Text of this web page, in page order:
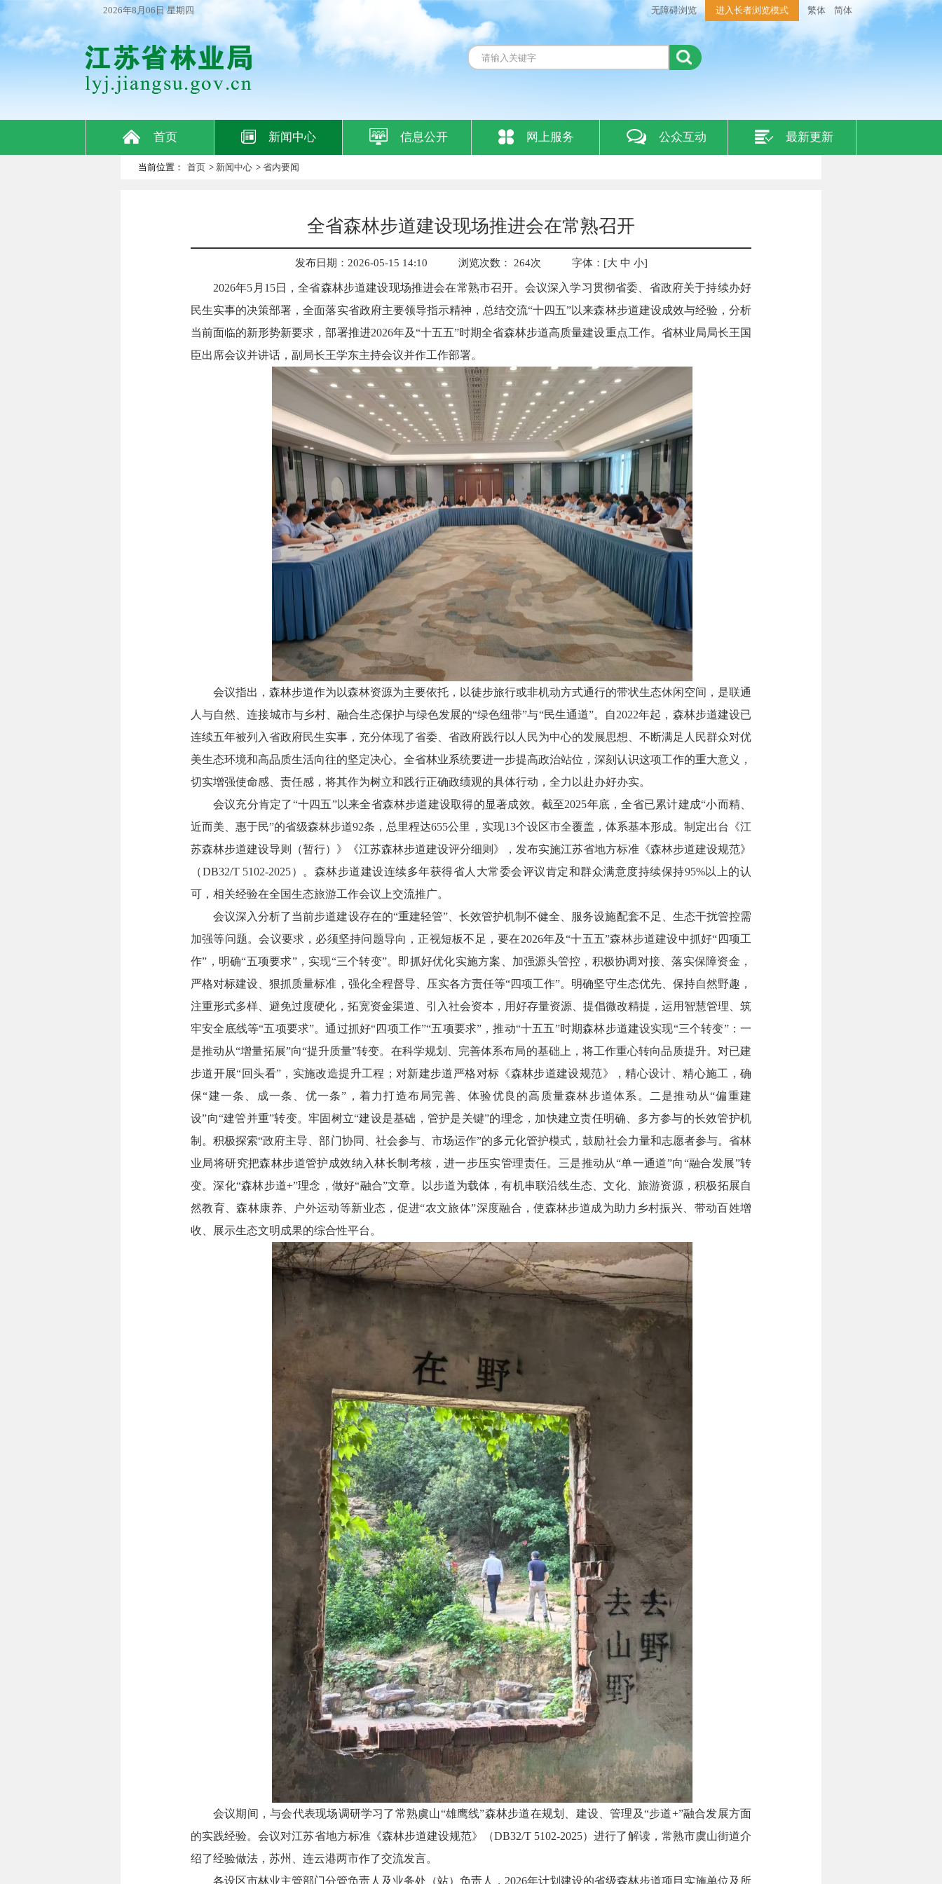
2026年8月06日 星期四 无障碍浏览 进入长者浏览模式 繁体 简体
首页 新闻中心 信息公开 网上服务 公众互动 最新更新
当前位置： 首页 > 新闻中心 > 省内要闻
全省森林步道建设现场推进会在常熟召开
发布日期：2026-05-15 14:10 浏览次数： 264次 字体：[大 中 小]
2026年5月15日，全省森林步道建设现场推进会在常熟市召开。会议深入学习贯彻省委、省政府关于持续办好
民生实事的决策部署，全面落实省政府主要领导指示精神，总结交流“十四五”以来森林步道建设成效与经验，分析
当前面临的新形势新要求，部署推进2026年及“十五五”时期全省森林步道高质量建设重点工作。省林业局局长王国
臣出席会议并讲话，副局长王学东主持会议并作工作部署。
会议指出，森林步道作为以森林资源为主要依托，以徒步旅行或非机动方式通行的带状生态休闲空间，是联通
人与自然、连接城市与乡村、融合生态保护与绿色发展的“绿色纽带”与“民生通道”。自2022年起，森林步道建设已
连续五年被列入省政府民生实事，充分体现了省委、省政府践行以人民为中心的发展思想、不断满足人民群众对优
美生态环境和高品质生活向往的坚定决心。全省林业系统要进一步提高政治站位，深刻认识这项工作的重大意义，
切实增强使命感、责任感，将其作为树立和践行正确政绩观的具体行动，全力以赴办好办实。
会议充分肯定了“十四五”以来全省森林步道建设取得的显著成效。截至2025年底，全省已累计建成“小而精、
近而美、惠于民”的省级森林步道92条，总里程达655公里，实现13个设区市全覆盖，体系基本形成。制定出台《江
苏森林步道建设导则（暂行）》《江苏森林步道建设评分细则》，发布实施江苏省地方标准《森林步道建设规范》
（DB32/T 5102-2025）。森林步道建设连续多年获得省人大常委会评议肯定和群众满意度持续保持95%以上的认
可，相关经验在全国生态旅游工作会议上交流推广。
会议深入分析了当前步道建设存在的“重建轻管”、长效管护机制不健全、服务设施配套不足、生态干扰管控需
加强等问题。会议要求，必须坚持问题导向，正视短板不足，要在2026年及“十五五”森林步道建设中抓好“四项工
作”，明确“五项要求”，实现“三个转变”。即抓好优化实施方案、加强源头管控，积极协调对接、落实保障资金，
严格对标建设、狠抓质量标准，强化全程督导、压实各方责任等“四项工作”。明确坚守生态优先、保持自然野趣，
注重形式多样、避免过度硬化，拓宽资金渠道、引入社会资本，用好存量资源、提倡微改精提，运用智慧管理、筑
牢安全底线等“五项要求”。通过抓好“四项工作”“五项要求”，推动“十五五”时期森林步道建设实现“三个转变”：一
是推动从“增量拓展”向“提升质量”转变。在科学规划、完善体系布局的基础上，将工作重心转向品质提升。对已建
步道开展“回头看”，实施改造提升工程；对新建步道严格对标《森林步道建设规范》，精心设计、精心施工，确
保“建一条、成一条、优一条”，着力打造布局完善、体验优良的高质量森林步道体系。二是推动从“偏重建
设”向“建管并重”转变。牢固树立“建设是基础，管护是关键”的理念，加快建立责任明确、多方参与的长效管护机
制。积极探索“政府主导、部门协同、社会参与、市场运作”的多元化管护模式，鼓励社会力量和志愿者参与。省林
业局将研究把森林步道管护成效纳入林长制考核，进一步压实管理责任。三是推动从“单一通道”向“融合发展”转
变。深化“森林步道+”理念，做好“融合”文章。以步道为载体，有机串联沿线生态、文化、旅游资源，积极拓展自
然教育、森林康养、户外运动等新业态，促进“农文旅体”深度融合，使森林步道成为助力乡村振兴、带动百姓增
收、展示生态文明成果的综合性平台。
会议期间，与会代表现场调研学习了常熟虞山“雄鹰线”森林步道在规划、建设、管理及“步道+”融合发展方面
的实践经验。会议对江苏省地方标准《森林步道建设规范》（DB32/T 5102-2025）进行了解读，常熟市虞山街道介
绍了经验做法，苏州、连云港两市作了交流发言。
各设区市林业主管部门分管负责人及业务处（站）负责人，2026年计划建设的省级森林步道项目实施单位及所